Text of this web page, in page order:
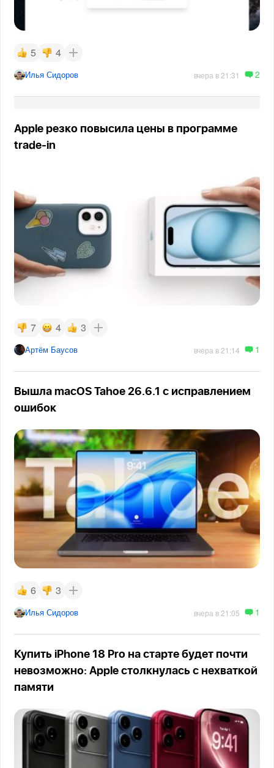
5 4
Илья Сидоров вчера в 21:31 2
Apple резко повысила цены в программе
trade-in
7 4 3
Артём Баусов вчера в 21:14 1
Вышла macOS Tahoe 26.6.1 с исправлением
ошибок
6 3
Илья Сидоров вчера в 21:05 1
Купить iPhone 18 Pro на старте будет почти
невозможно: Apple столкнулась с нехваткой
памяти